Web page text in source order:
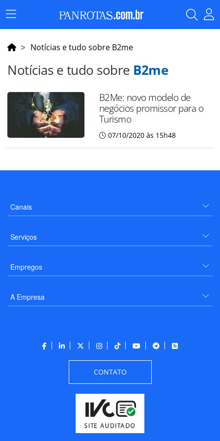
Menu
Principal
Notícias e tudo sobre B2me
Notícias e tudo sobre B2me
B2Me: novo modelo de
negócios promissor para o
Turismo
07/10/2020 às 15h48
Canais
Serviços
Empregos
A Empresa
CONTATO